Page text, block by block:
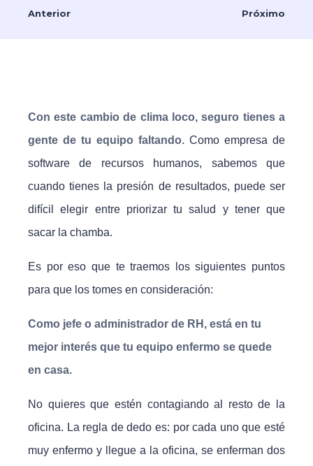
Anterior Próximo
Con este cambio de clima loco, seguro tienes a
gente de tu equipo faltando. Como empresa de
software de recursos humanos, sabemos que
cuando tienes la presión de resultados, puede ser
difícil elegir entre priorizar tu salud y tener que
sacar la chamba.
Es por eso que te traemos los siguientes puntos
para que los tomes en consideración:
Como jefe o administrador de RH, está en tu
mejor interés que tu equipo enfermo se quede
en casa.
No quieres que estén contagiando al resto de la
oficina. La regla de dedo es: por cada uno que esté
muy enfermo y llegue a la oficina, se enferman dos